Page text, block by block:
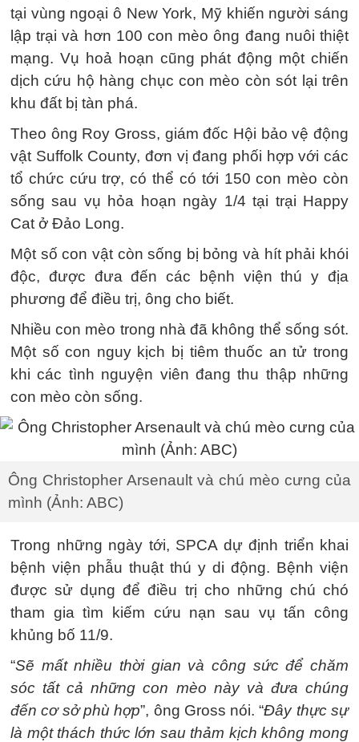
tại vùng ngoại ô New York, Mỹ khiến người sáng
lập trại và hơn 100 con mèo ông đang nuôi thiệt
mạng. Vụ hoả hoạn cũng phát động một chiến
dịch cứu hộ hàng chục con mèo còn sót lại trên
khu đất bị tàn phá.
Theo ông Roy Gross, giám đốc Hội bảo vệ động
vật Suffolk County, đơn vị đang phối hợp với các
tổ chức cứu trợ, có thể có tới 150 con mèo còn
sống sau vụ hỏa hoạn ngày 1/4 tại trại Happy
Cat ở Đảo Long.
Một số con vật còn sống bị bỏng và hít phải khói
độc, được đưa đến các bệnh viện thú y địa
phương để điều trị, ông cho biết.
Nhiều con mèo trong nhà đã không thể sống sót.
Một số con nguy kịch bị tiêm thuốc an tử trong
khi các tình nguyện viên đang thu thập những
con mèo còn sống.
Ông Christopher Arsenault và chú mèo cưng của
mình (Ảnh: ABC)
Trong những ngày tới, SPCA dự định triển khai
bệnh viện phẫu thuật thú y di động. Bệnh viện
được sử dụng để điều trị cho những chú chó
tham gia tìm kiếm cứu nạn sau vụ tấn công
khủng bố 11/9.
“Sẽ mất nhiều thời gian và công sức để chăm
sóc tất cả những con mèo này và đưa chúng
đến cơ sở phù hợp”, ông Gross nói. “Đây thực sự
là một thách thức lớn sau thảm kịch không mong